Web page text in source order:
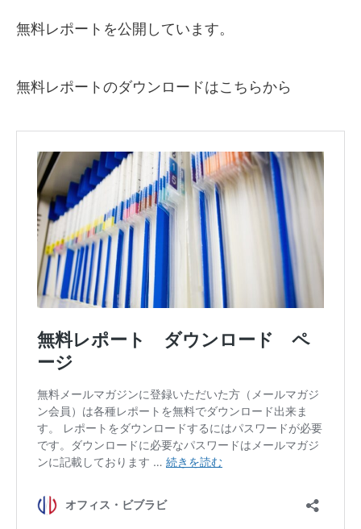
無料レポートを公開しています。
無料レポートのダウンロードはこちらから